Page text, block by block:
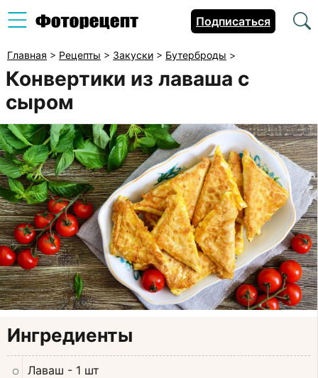
Подписаться
Главная > Рецепты > Закуски > Бутерброды >
Конвертики из лаваша с
сыром
Ингредиенты
Лаваш - 1 шт